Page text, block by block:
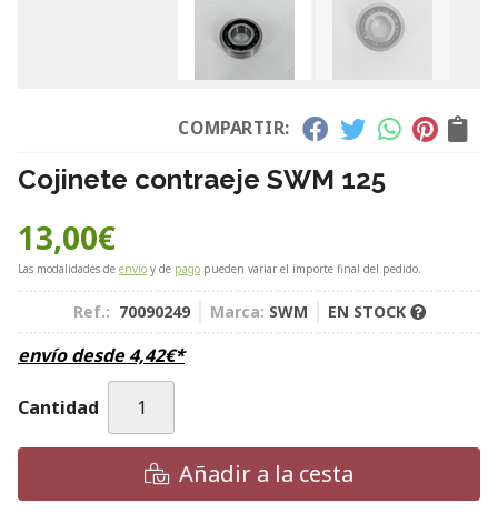
COMPARTIR:
Cojinete contraeje SWM 125
13,00€
Las modalidades de envío y de pago pueden variar el importe final del pedido.
Ref.: 70090249 Marca: SWM EN STOCK
envío desde4,42€*
Cantidad
Añadir a la cesta